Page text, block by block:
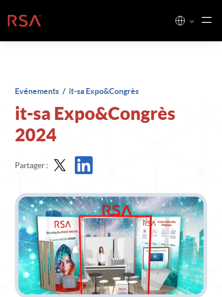
Accueil
Evénements / it-sa Expo&Congrès
it-sa Expo&Congrès
2024
Partager :